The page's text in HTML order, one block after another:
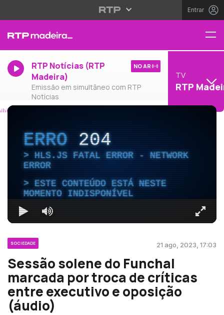
Entrar
RTP Notícias (RTP
Madeira)
Emissão em simultâneo com RTP
Notícias
NO AR
TV
RTP
ERRO204
HLS.JS FATAL ERROR - NETWORK
ERROR
ESTE CONTEÚDO ESTÁ NESTE
MOMENTO INDISPONÍVEL
SOCIEDADE 21 ago, 2023, 17:03
Sessão solene do Funchal
marcada por troca de críticas
entre executivo e oposição
(áudio)